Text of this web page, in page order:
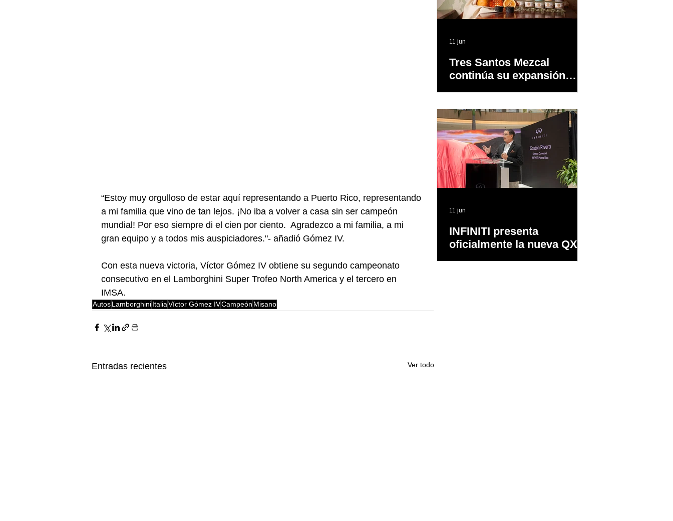
“Estoy muy orgulloso de estar aquí representando a Puerto Rico, representando
a mi familia que vino de tan lejos. ¡No iba a volver a casa sin ser campeón
mundial! Por eso siempre di el cien por ciento.  Agradezco a mi familia, a mi
gran equipo y a todos mis auspiciadores."- añadió Gómez IV.
Con esta nueva victoria, Víctor Gómez IV obtiene su segundo campeonato
consecutivo en el Lamborghini Super Trofeo North America y el tercero en
IMSA.
AutosLamborghiniItaliaVíctor Gómez IVCampeón Misano
Entradas recientes Ver todo
Tres Santos Mezcal
continúa su expansión
11 jun
INFINITI presenta
oficialmente la nueva QX65
11 jun